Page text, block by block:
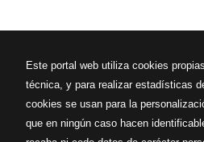
Este portal web utiliza cookies
técnica, y para realizar estadísticas
cookies se usan para la
que en ningún caso hacen